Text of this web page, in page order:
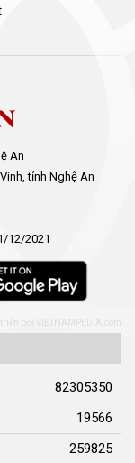
An
tỉnh Nghệ An
12/2021
bởi
82305350
19566
259825